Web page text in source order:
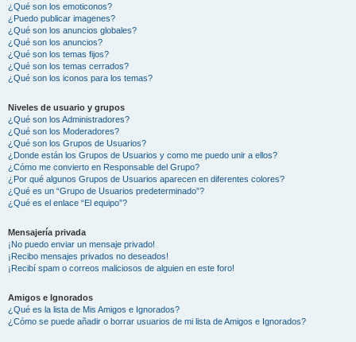
¿Qué son los emoticonos?
¿Puedo publicar imagenes?
¿Qué son los anuncios globales?
¿Qué son los anuncios?
¿Qué son los temas fijos?
¿Qué son los temas cerrados?
¿Qué son los iconos para los temas?
Niveles de usuario y grupos
¿Qué son los Administradores?
¿Qué son los Moderadores?
¿Qué son los Grupos de Usuarios?
¿Donde están los Grupos de Usuarios y como me puedo unir a ellos?
¿Cómo me convierto en Responsable del Grupo?
¿Por qué algunos Grupos de Usuarios aparecen en diferentes colores?
¿Qué es un “Grupo de Usuarios predeterminado”?
¿Qué es el enlace “El equipo”?
Mensajería privada
¡No puedo enviar un mensaje privado!
¡Recibo mensajes privados no deseados!
¡Recibí spam o correos maliciosos de alguien en este foro!
Amigos e Ignorados
¿Qué es la lista de Mis Amigos e Ignorados?
¿Cómo se puede añadir o borrar usuarios de mi lista de Amigos e Ignorados?